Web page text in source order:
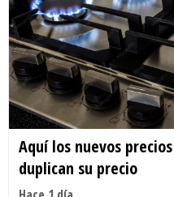
Aquí los nuevos
duplican su precio